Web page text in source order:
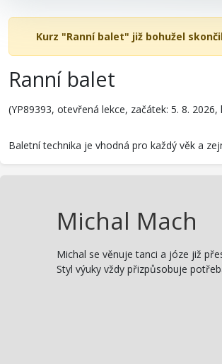
Kurz "Ranní balet" již bohužel
Ranní balet
(YP89393, otevřená lekce, začátek: 5. 8. 2026,
Baletní technika je vhodná pro každý věk a
Michal Mach
Michal se věnuje tanci a józe již
Styl výuky vždy přizpůsobuje